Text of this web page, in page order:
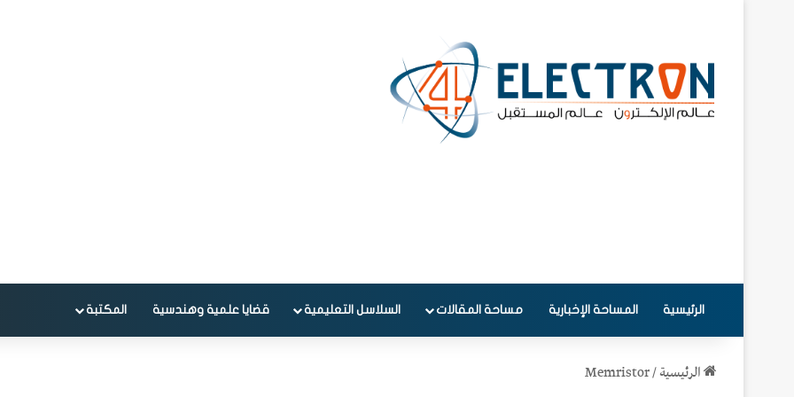
الرئيسية المساحة الإخبارية مساحة المقالات السلاسل التعليمية قضايا علمية وهندسية المكتبة
الرئيسية/
Memristor